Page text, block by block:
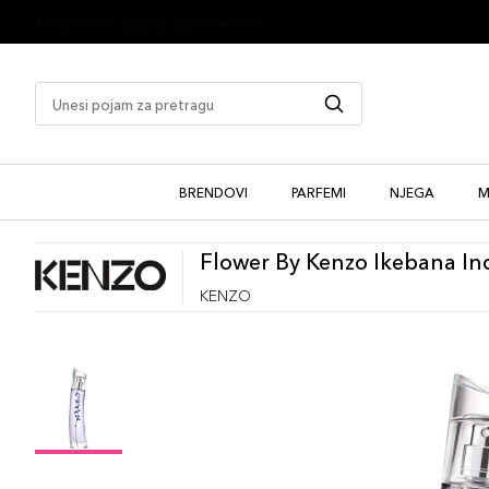
BRENDOVI PARFEMI NJEGA
Flower By Kenzo Ikebana
KENZO